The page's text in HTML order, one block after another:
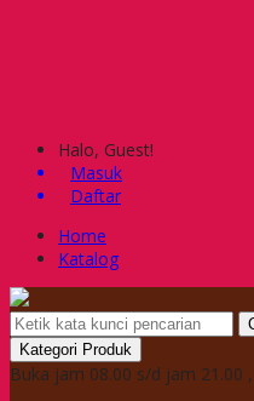
Halo, Guest!
Masuk
Daftar
Home
Katalog
Kategori Produk
Buka jam 08.00 s/d jam 21.00